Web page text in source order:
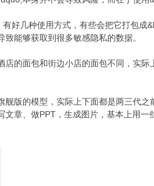
好几种使用方式，有些会把它打包
能够获取到很多敏感隐私的数据。
的面包和街边小店的面包不同，实
版的模型，实际上下面都是两三代
章、做PPT，生成图片，基本上用